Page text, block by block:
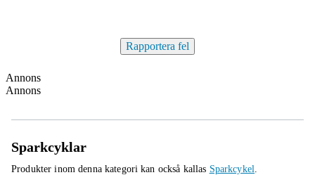
Rapportera fel
Annons
Annons
Sparkcyklar
Produkter inom denna kategori kan också kallas Sparkcykel.